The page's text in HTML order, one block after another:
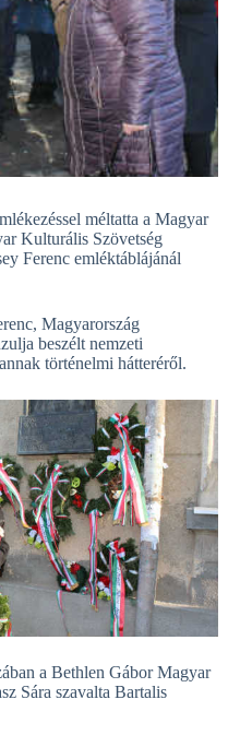
méltatta a Magyar
Kulturális Szövetség
Ferenc emléktáblájánál
Magyarország
beszélt nemzeti
történelmi hátteréről.
a Bethlen Gábor Magyar
Sára szavalta Bartalis